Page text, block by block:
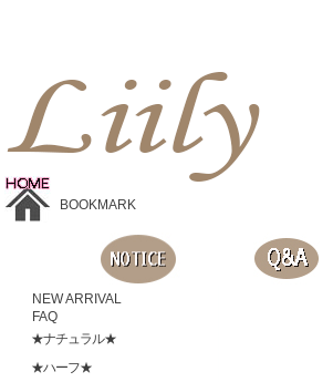
BOOKMARK
NEW ARRIVAL
FAQ
★ナチュラル★
★ハーフ★